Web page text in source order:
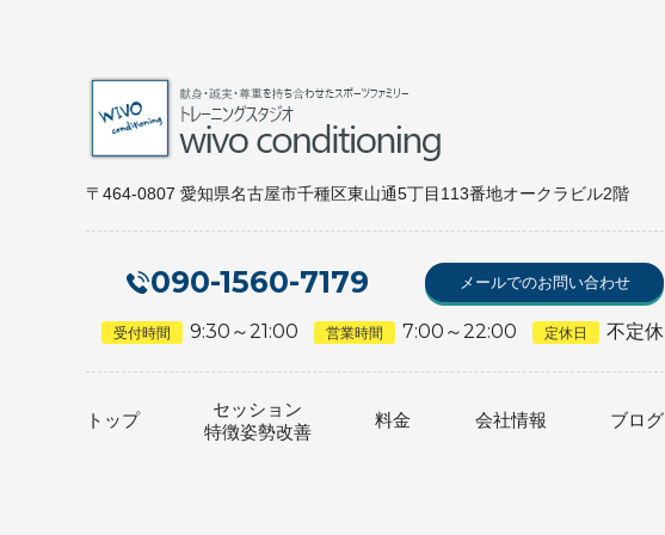
〒464-0807 愛知県名古屋市千種区東山通5丁目113番地オークラビル2階
090-1560-7179 メールでのお問い合わせ
受付時間 9:30～21:00 営業時間 7:00～22:00 定休日 不定休
トップ
セッション
特徴姿勢改善
料金 会社情報 ブログ